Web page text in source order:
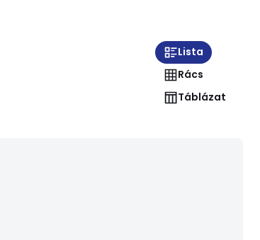
Lista
Rács
Táblázat